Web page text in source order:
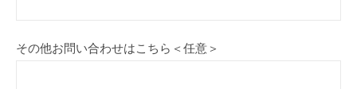
その他お問い合わせはこちら＜任意＞